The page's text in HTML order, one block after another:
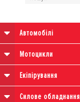
Автомобілі
Мотоцикли
Екіпірування
Силове обладнання